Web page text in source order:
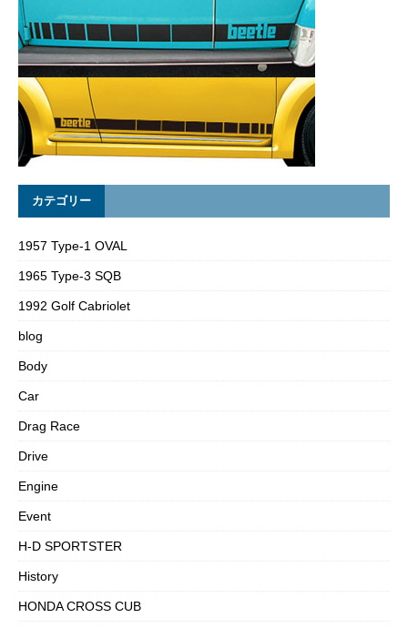
カテゴリー
1957 Type-1 OVAL
1965 Type-3 SQB
1992 Golf Cabriolet
blog
Body
Car
Drag Race
Drive
Engine
Event
H-D SPORTSTER
History
HONDA CROSS CUB